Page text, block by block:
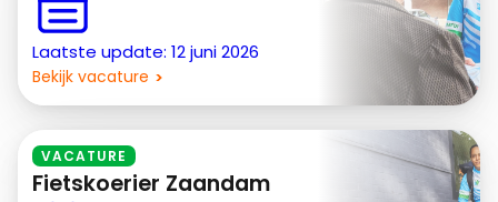
Laatste update: 12 juni 2026
Bekijk vacature
VACATURE
Fietskoerier Zaandam